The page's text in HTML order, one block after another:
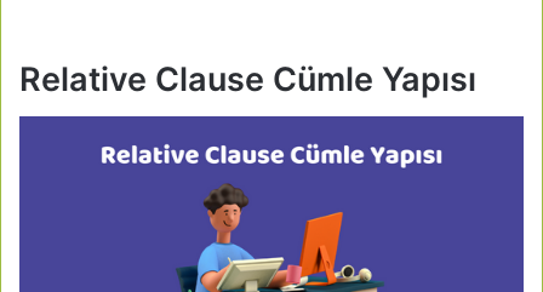
Relative Clause Cümle Yapısı